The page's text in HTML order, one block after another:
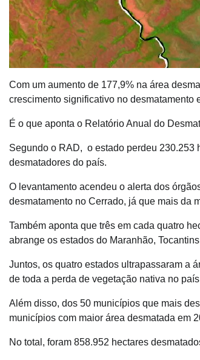
Com um aumento de 177,9% na área
crescimento significativo no desmatamento
É o que aponta o Relatório Anual do
Segundo o RAD, o estado perdeu 230.253
desmatadores do país.
O levantamento acendeu o alerta dos
desmatamento no Cerrado, já que mais da
Também aponta que três em cada quatro
abrange os estados do Maranhão,
Juntos, os quatro estados ultrapassaram a
de toda a perda de vegetação nativa no
Além disso, dos 50 municípios que mais
municípios com maior área desmatada em
No total, foram 858.952 hectares